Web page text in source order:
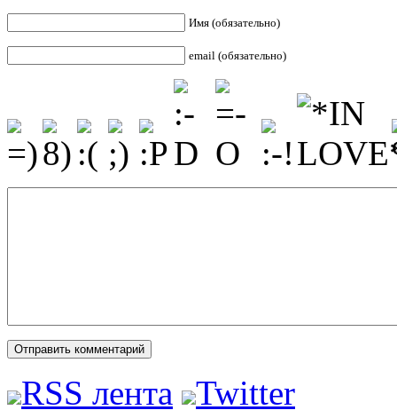
Имя (обязательно)
email (обязательно)
RSS лента
Twitter